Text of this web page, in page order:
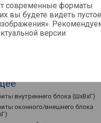
современные форматы
вы будете видеть пустое
версии
и возможности
внутреннего блока (ШхВхГ)
оконного/внешнего блока